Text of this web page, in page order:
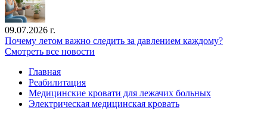
09.07.2026 г.
Почему летом важно следить за давлением каждому?
Смотреть все новости
Главная
Реабилитация
Медицинские кровати для лежачих больных
Электрическая медицинская кровать